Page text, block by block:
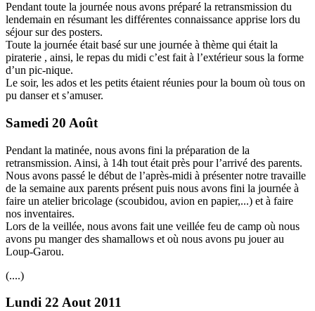
Pendant toute la journée nous avons préparé la retransmission du
lendemain en résumant les différentes connaissance apprise lors du
séjour sur des posters.
Toute la journée était basé sur une journée à thème qui était la
piraterie , ainsi, le repas du midi c’est fait à l’extérieur sous la forme
d’un pic-nique.
Le soir, les ados et les petits étaient réunies pour la boum où tous on
pu danser et s’amuser.
Samedi 20 Août
Pendant la matinée, nous avons fini la préparation de la
retransmission. Ainsi, à 14h tout était près pour l’arrivé des parents.
Nous avons passé le début de l’après-midi à présenter notre travaille
de la semaine aux parents présent puis nous avons fini la journée à
faire un atelier bricolage (scoubidou, avion en papier,...) et à faire
nos inventaires.
Lors de la veillée, nous avons fait une veillée feu de camp où nous
avons pu manger des shamallows et où nous avons pu jouer au
Loup-Garou.
(....)
Lundi 22 Aout 2011